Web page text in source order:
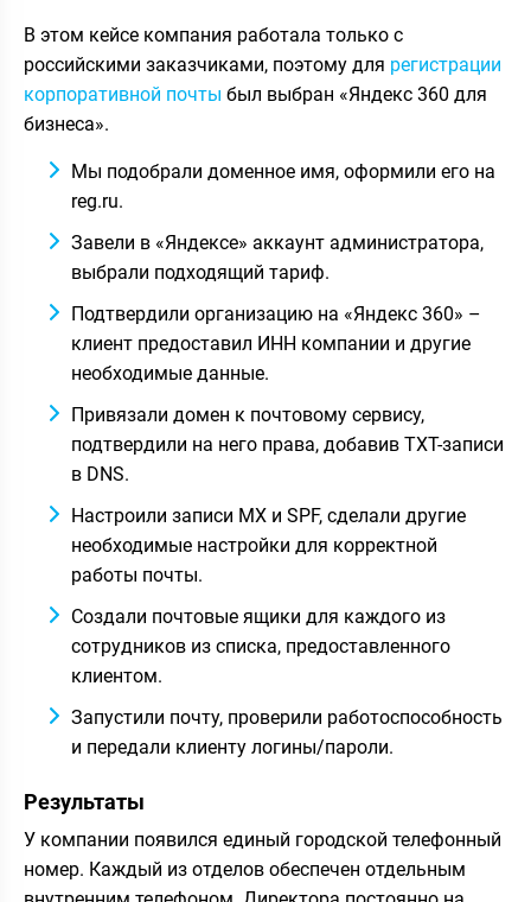
В этом кейсе компания работала только с
российскими заказчиками, поэтому для регистрации
корпоративной почты был выбран «Яндекс 360 для
бизнеса».
Мы подобрали доменное имя, оформили его на
reg.ru.
Завели в «Яндексе» аккаунт администратора,
выбрали подходящий тариф.
Подтвердили организацию на «Яндекс 360» –
клиент предоставил ИНН компании и другие
необходимые данные.
Привязали домен к почтовому сервису,
подтвердили на него права, добавив TXT-записи
в DNS.
Настроили записи MX и SPF, сделали другие
необходимые настройки для корректной
работы почты.
Создали почтовые ящики для каждого из
сотрудников из списка, предоставленного
клиентом.
Запустили почту, проверили работоспособность
и передали клиенту логины/пароли.
Результаты
У компании появился единый городской телефонный
номер. Каждый из отделов обеспечен отдельным